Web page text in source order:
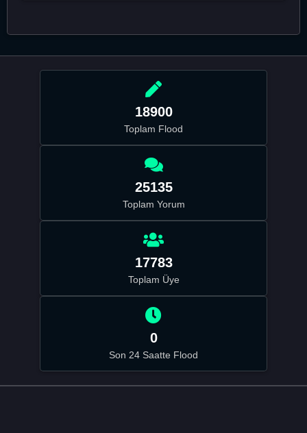
18900
Toplam Flood
25135
Toplam Yorum
17783
Toplam Üye
0
Son 24 Saatte Flood